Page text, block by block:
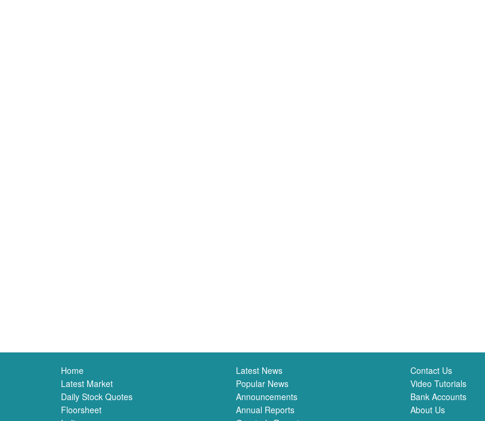
Home
Latest Market
Daily Stock Quotes
Floorsheet
Latest News
Popular News
Announcements
Annual Reports
Contact Us
Video Tutorials
Bank Accounts
About Us